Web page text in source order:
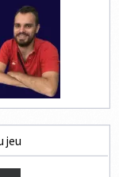
jeu